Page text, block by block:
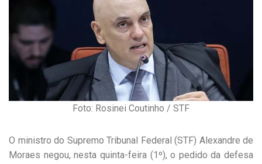
Foto: Rosinei Coutinho / STF
O ministro do Supremo Tribunal Federal (STF) Alexandre de
Moraes negou, nesta quinta-feira (1º), o pedido da defesa